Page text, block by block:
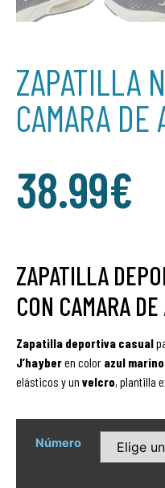
ZAPATILLA
CAMARA DE
38.99€
ZAPATILLA
CON CAMARA
Zapatilla deportiva casual
J’hayberen color azul marino
elásticos y un velcro, plantilla
Número